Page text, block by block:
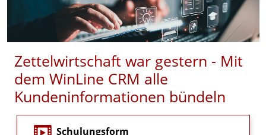
Zettelwirtschaft war gestern - Mit
dem WinLine CRM alle
Kundeninformationen bündeln
Schulungsform